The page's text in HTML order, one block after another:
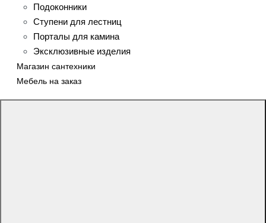
Подоконники
Ступени для лестниц
Порталы для камина
Эксклюзивные изделия
Магазин сантехники
Мебель на заказ